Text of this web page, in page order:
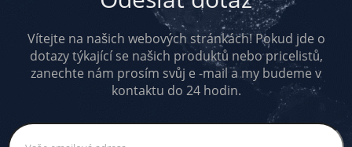
Vítejte na našich webových stránkách! Pokud jde o
dotazy týkající se našich produktů nebo pricelistů,
zanechte nám prosím svůj e -mail a my budeme v
kontaktu do 24 hodin.